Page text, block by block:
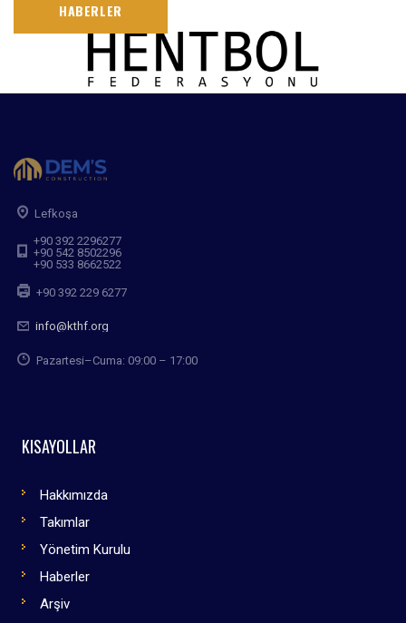
HABERLER
Lefkoşa
+90 392 2296277
+90 542 8502296
+90 533 8662522
+90 392 229 6277
info@kthf.org
Pazartesi–Cuma: 09:00 – 17:00
KISAYOLLAR
Hakkımızda
Takımlar
Yönetim Kurulu
Haberler
Arşiv